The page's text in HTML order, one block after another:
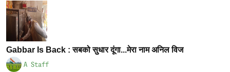
Gabbar Is Back : सबको सुधार दूंगा...मेरा नाम अनिल विज
A Staff